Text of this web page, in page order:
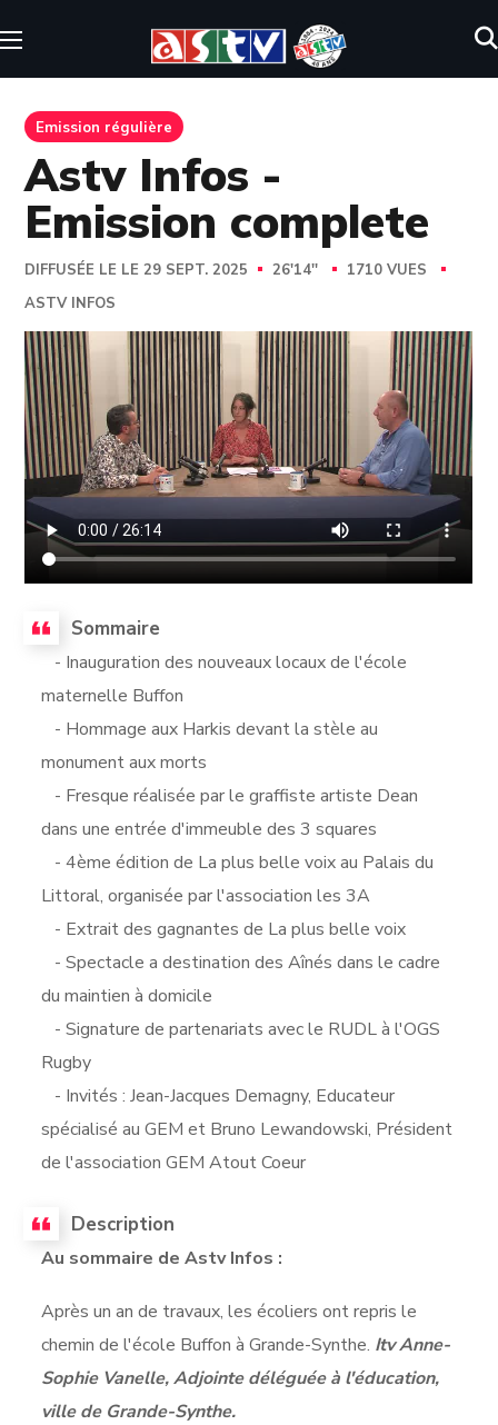
Emission régulière
Astv Infos -
Emission complete
DIFFUSÉE LE LE 29 SEPT. 2025 26'14''
1710 VUES
ASTV INFOS
Sommaire
- Inauguration des nouveaux locaux de l'école
maternelle Buffon
- Hommage aux Harkis devant la stèle au
monument aux morts
- Fresque réalisée par le graffiste artiste Dean
dans une entrée d'immeuble des 3 squares
- 4ème édition de La plus belle voix au Palais du
Littoral, organisée par l'association les 3A
- Extrait des gagnantes de La plus belle voix
- Spectacle a destination des Aînés dans le cadre
du maintien à domicile
- Signature de partenariats avec le RUDL à l'OGS
Rugby
- Invités : Jean-Jacques Demagny, Educateur
spécialisé au GEM et Bruno Lewandowski, Président
de l'association GEM Atout Coeur
Description
Au sommaire de Astv Infos :
Après un an de travaux, les écoliers ont repris le
chemin de l'école Buffon à Grande-Synthe. Itv Anne-
Sophie Vanelle, Adjointe déléguée à l'éducation,
ville de Grande-Synthe.